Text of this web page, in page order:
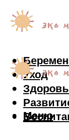
Уход
Меню